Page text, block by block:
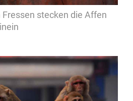
stecken die Affen